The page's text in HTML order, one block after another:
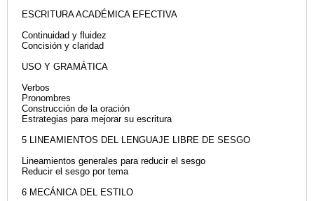
ESCRITURA ACADÉMICA EFECTIVA
Continuidad y fluidez
Concisión y claridad
USO Y GRAMÁTICA
Verbos
Pronombres
Construcción de la oración
Estrategias para mejorar su escritura
5 LINEAMIENTOS DEL LENGUAJE LIBRE DE SESGO
Lineamientos generales para reducir el sesgo
Reducir el sesgo por tema
6 MECÁNICA DEL ESTILO